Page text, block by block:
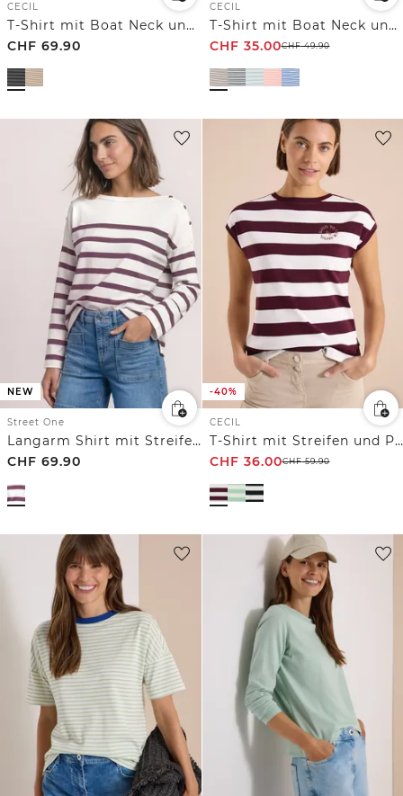
CECIL
T-Shirt mit Boat Neck und Struktur
CHF 69.90
CECIL
T-Shirt mit Boat Neck und Streifen
CHF 35.00CHF49.90
NEW
Street One
Langarm Shirt mit Streifen und Knöpfen
CHF 69.90
-40%
CECIL
T-Shirt mit Streifen und Printdetail
CHF 36.00CHF59.90